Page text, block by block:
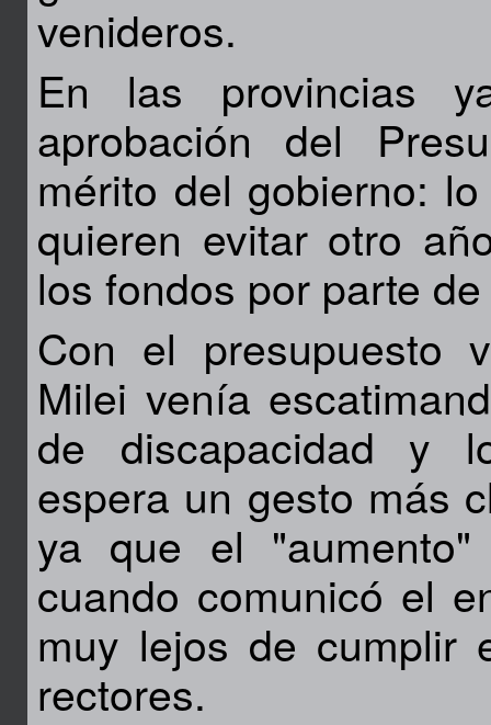
venideros.
En las provincias
aprobación del
mérito del gobierno:
quieren evitar otro
los fondos por parte
Con el presupuesto
Milei venía
de discapacidad y
espera un gesto más
ya que el
cuando comunicó el
muy lejos de cumplir
rectores.